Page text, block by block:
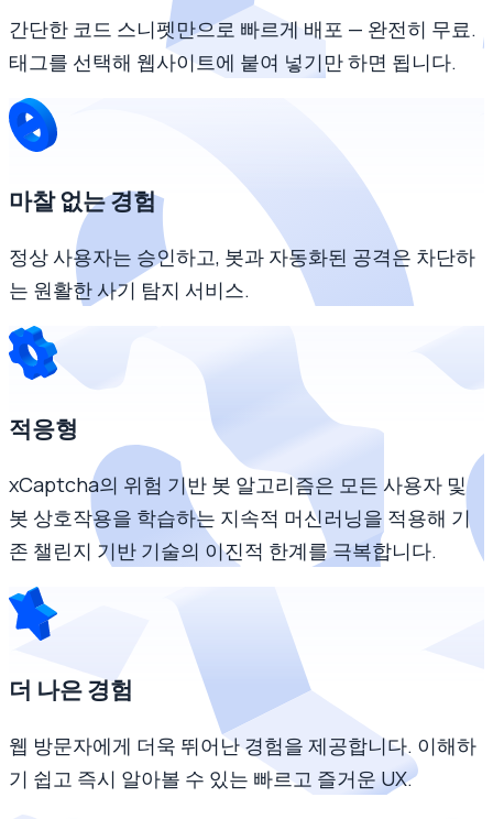
간단한 코드 스니펫만으로 빠르게 배포 — 완전히 무료.
태그를 선택해 웹사이트에 붙여 넣기만 하면 됩니다.
마찰 없는 경험
정상 사용자는 승인하고, 봇과 자동화된 공격은 차단하
는 원활한 사기 탐지 서비스.
적응형
xCaptcha의 위험 기반 봇 알고리즘은 모든 사용자 및
봇 상호작용을 학습하는 지속적 머신러닝을 적용해 기
존 챌린지 기반 기술의 이진적 한계를 극복합니다.
더 나은 경험
웹 방문자에게 더욱 뛰어난 경험을 제공합니다. 이해하
기 쉽고 즉시 알아볼 수 있는 빠르고 즐거운 UX.